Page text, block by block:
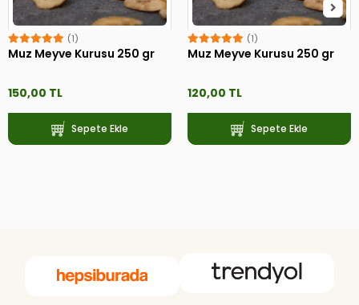
(1)
Muz Meyve Kurusu 250 gr
150,00 TL
Sepete Ekle
(1)
Muz Meyve Kurusu 250 gr
120,00 TL
Sepete Ekle